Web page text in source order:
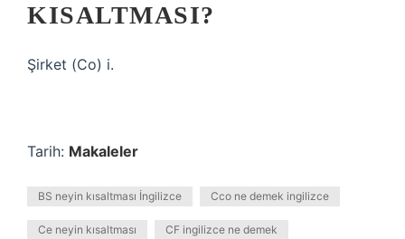
KISALTMASI?
Şirket (Co) i.
Tarih: Makaleler
BS neyin kısaltması İngilizce Cco ne demek ingilizce
Ce neyin kısaltması CF ingilizce ne demek